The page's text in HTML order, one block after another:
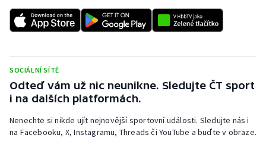
SOCIÁLNÍ SÍTĚ
Odteď vám už nic neunikne. Sledujte ČT sport
i na dalších platformách.
Nenechte si nikde ujít nejnovější sportovní události. Sledujte nás i
na Facebooku, X, Instagramu, Threads či YouTube a buďte v obraze.